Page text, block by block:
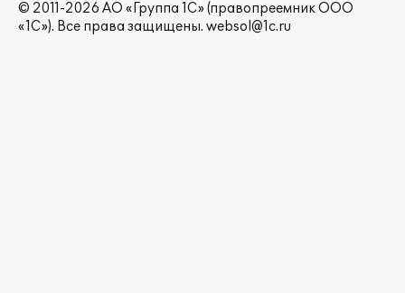
© 2011-2026 АО «Группа 1С» (правопреемник ООО
«1С»). Все права защищены. websol@1c.ru